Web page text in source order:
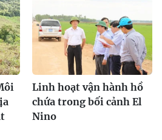
Linh hoạt vận hành hồ
chứa trong bối cảnh El
Nino